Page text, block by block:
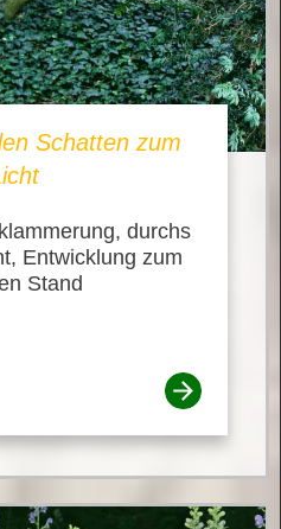
Schatten zum
durchs
Entwicklung zum
Stand